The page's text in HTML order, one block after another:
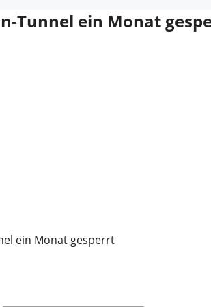
Tunnel ein Monat
ein Monat gesperrt